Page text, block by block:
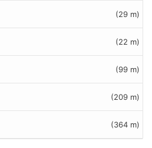
(29 m)
(22 m)
(99 m)
(209 m)
(364 m)